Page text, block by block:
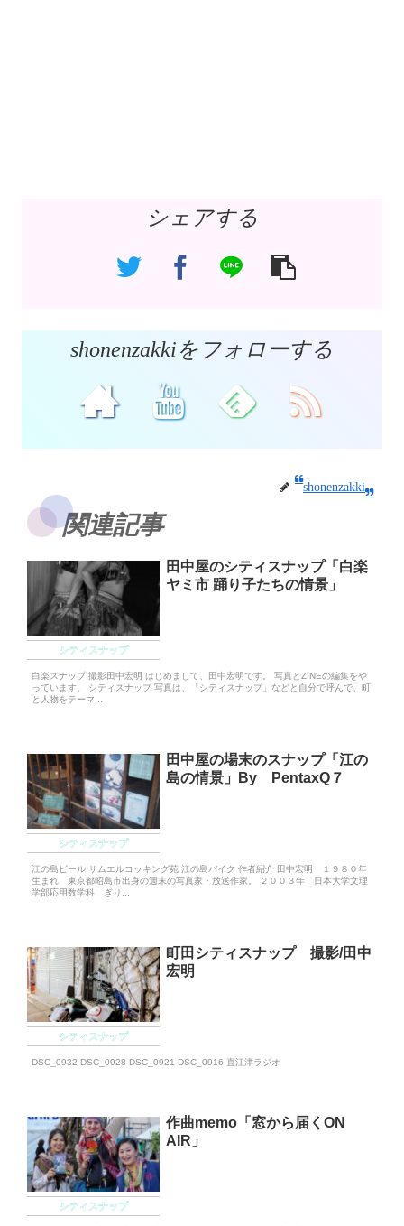
シェアする
shonenzakkiをフォローする
shonenzakki
関連記事
シティスナップ
田中屋のシティスナップ「白楽
ヤミ市 踊り子たちの情景」
白楽スナップ 撮影田中宏明 はじめまして、田中宏明です。 写真とZINEの編集をや
っています。 シティスナップ 写真は、「シティスナップ」などと自分で呼んで、町
と人物をテーマ...
シティスナップ
田中屋の場末のスナップ「江の
島の情景」By PentaxQ７
江の島ビール サムエルコッキング苑 江の島バイク 作者紹介 田中宏明 １９８０年
生まれ 東京都昭島市出身の週末の写真家・放送作家。 ２００３年 日本大学文理
学部応用数学科 ぎり...
シティスナップ
町田シティスナップ 撮影/田中
宏明
DSC_0932 DSC_0928 DSC_0921 DSC_0916 直江津ラジオ
シティスナップ
作曲memo「窓から届くON
AIR」